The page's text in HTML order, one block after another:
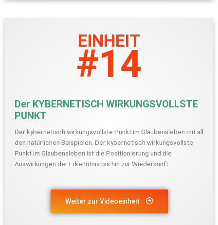
EINHEIT
#14
Der KYBERNETISCH WIRKUNGSVOLLSTE
PUNKT
Der kybernetisch wirkungsvollste Punkt im Glaubensleben mit all
den natürlichen Beispielen. Der kybernetisch wirkungsvollste
Punkt im Glaubensleben ist die Positionierung und die
Auswirkungen der Erkenntnis bis hin zur Wiederkunft.
Weiter zur Videoeinheit